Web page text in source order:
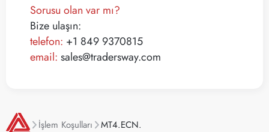
Sorusu olan var mı?
Bize ulaşın:
telefon: +1 849 9370815
email: sales@tradersway.com
İşlem Koşulları MT4.ECN.